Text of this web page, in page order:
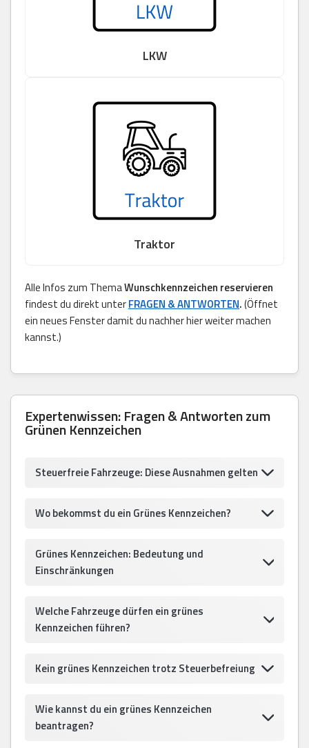
LKW
Traktor
Alle Infos zum ThemaWunschkennzeichen reservieren
findest du direkt unterFRAGEN & ANTWORTEN.(Öffnet
ein neues Fenster damit du nachher hier weiter machen
kannst.)
Expertenwissen: Fragen & Antworten zum
Grünen Kennzeichen
Steuerfreie Fahrzeuge: Diese Ausnahmen gelten
Wo bekommst du ein Grünes Kennzeichen?
Grünes Kennzeichen: Bedeutung und
Einschränkungen
Welche Fahrzeuge dürfen ein grünes
Kennzeichen führen?
Kein grünes Kennzeichen trotz Steuerbefreiung
Wie kannst du ein grünes Kennzeichen
beantragen?